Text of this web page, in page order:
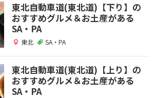
東北自動車道(東北道)【下り】の
おすすめグルメ＆お土産がある
SA・PA
東北 SA・PA
東北自動車道(東北道)【上り】の
おすすめグルメ＆お土産がある
SA・PA